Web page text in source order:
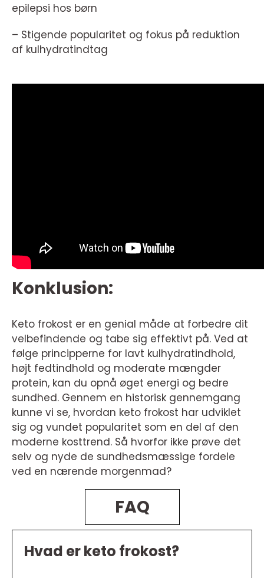
epilepsi hos børn
– Stigende popularitet og fokus på reduktion
af kulhydratindtag
Konklusion:
Keto frokost er en genial måde at forbedre dit
velbefindende og tabe sig effektivt på. Ved at
følge principperne for lavt kulhydratindhold,
højt fedtindhold og moderate mængder
protein, kan du opnå øget energi og bedre
sundhed. Gennem en historisk gennemgang
kunne vi se, hvordan keto frokost har udviklet
sig og vundet popularitet som en del af den
moderne kosttrend. Så hvorfor ikke prøve det
selv og nyde de sundhedsmæssige fordele
ved en nærende morgenmad?
FAQ
Hvad er keto frokost?